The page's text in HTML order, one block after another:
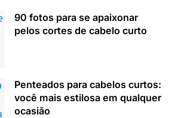
90 fotos para se apaixonar
pelos cortes de cabelo curto
Penteados para cabelos curtos:
você mais estilosa em qualquer
ocasião